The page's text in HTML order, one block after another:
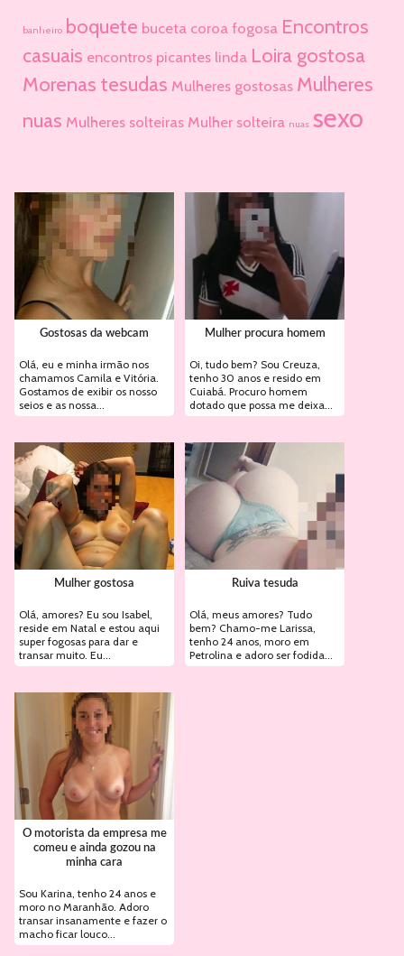
banheiro boquete buceta coroa fogosa Encontros
casuais encontros picantes linda Loira gostosa
Morenas tesudas Mulheres gostosas Mulheres
nuas Mulheres solteiras Mulher solteira nuas sexo
Gostosas da webcam
Olá, eu e minha irmão nos
chamamos Camila e Vitória.
Gostamos de exibir os nosso
seios e as nossa...
Mulher procura homem
Oi, tudo bem? Sou Creuza,
tenho 30 anos e resido em
Cuiabá. Procuro homem
dotado que possa me deixa...
Mulher gostosa
Olá, amores? Eu sou Isabel,
reside em Natal e estou aqui
super fogosas para dar e
transar muito. Eu...
Ruiva tesuda
Olá, meus amores? Tudo
bem? Chamo-me Larissa,
tenho 24 anos, moro em
Petrolina e adoro ser fodida...
O motorista da empresa me
comeu e ainda gozou na
minha cara
Sou Karina, tenho 24 anos e
moro no Maranhão. Adoro
transar insanamente e fazer o
macho ficar louco...